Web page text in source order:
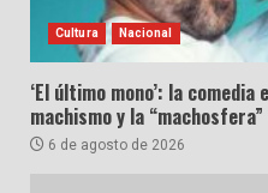
Cultura Nacional
‘El último mono’: la
machismo y la
6 de agosto de 2026